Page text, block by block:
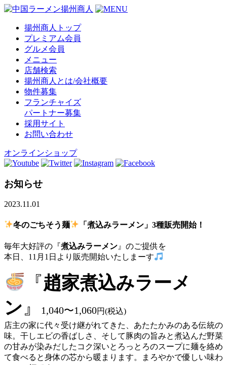
揚州商人トップ
プレミアム会員
グルメ会員
メニュー
店舗検索
揚州商人とは/会社概要
物件募集
フランチャイズ
パートナー募集
採用サイト
お問い合わせ
オンラインショップ
お知らせ
2023.11.01
冬のごちそう麺 「煮込みラーメン」3種販売開始！
毎年大好評の『煮込みラーメン 』のご提供を
本日、11月1日より販売開始いたしまーす
『趙家煮込みラーメ
ン 』 1,040〜1,060円(税込)
店主の家に代々受け継がれてきた、あたたかみのある伝統の
味。干しエビの香ばしさ、そして豚肉の旨みと煮込んだ野菜
の甘みが染みだしたコク深いとろっとろのスープに麺を絡め
て食べると身体の芯から暖まります。まろやかで優しい味わ